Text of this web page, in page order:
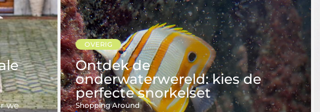
we
OVERIG
Ontdek de
onderwaterwereld: kies de
perfecte snorkelset
Shopping Around